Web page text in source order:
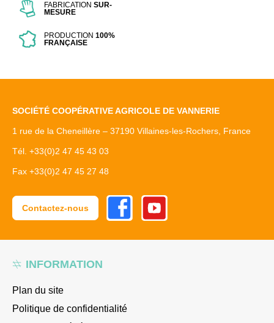
FABRICATIONSUR-
MESURE
PRODUCTION100%
FRANÇAISE
INFORMATION
Plan du site
Politique de confidentialité
SOCIÉTÉ COOPÉRATIVE AGRICOLE DE VANNERIE
1 rue de la Cheneillère – 37190 Villaines-les-Rochers, France
Tél. +33(0)2 47 45 43 03
Fax +33(0)2 47 45 27 48
Contactez-nous
FacebookYoutube